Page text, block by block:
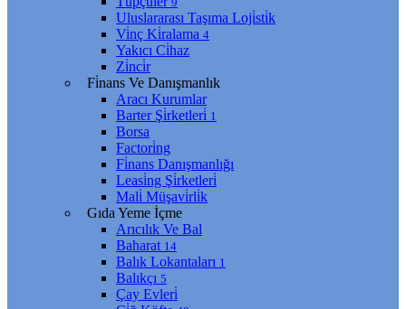
Uluslararası Taşıma Loji̇sti̇k
Vi̇nç Ki̇ralama 4
Yakıcı Ci̇haz
Zi̇nci̇r
Fi̇nans Ve Danışmanlık
Aracı Kurumlar
Barter Şi̇rketleri̇ 1
Borsa
Factori̇ng
Fi̇nans Danışmanlığı
Leasi̇ng Şi̇rketleri̇
Mali̇ Müşavi̇rli̇k
Gıda Yeme İçme
Arıcılık Ve Bal
Baharat 14
Balık Lokantaları 1
Balıkçı 5
Çay Evleri̇